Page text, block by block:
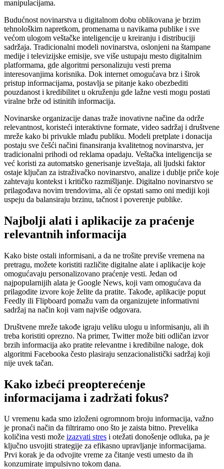
manipulacijama.
Budućnost novinarstva u digitalnom dobu oblikovana je brzim
tehnološkim napretkom, promenama u navikama publike i sve
većom ulogom veštačke inteligencije u kreiranju i distribuciji
sadržaja. Tradicionalni modeli novinarstva, oslonjeni na štampane
medije i televizijske emisije, sve više ustupaju mesto digitalnim
platformama, gde algoritmi personalizuju vesti prema
interesovanjima korisnika. Dok internet omogućava brz i širok
pristup informacijama, postavlja se pitanje kako obezbediti
pouzdanost i kredibilitet u okruženju gde lažne vesti mogu postati
viralne brže od istinitih informacija.
Novinarske organizacije danas traže inovativne načine da održe
relevantnost, koristeći interaktivne formate, video sadržaj i društvene
mreže kako bi privukle mlađu publiku. Modeli pretplate i donacija
postaju sve češći načini finansiranja kvalitetnog novinarstva, jer
tradicionalni prihodi od reklama opadaju. Veštačka inteligencija se
već koristi za automatsko generisanje izveštaja, ali ljudski faktor
ostaje ključan za istraživačko novinarstvo, analize i dublje priče koje
zahtevaju kontekst i kritičko razmišljanje. Digitalno novinarstvo se
prilagođava novim trendovima, ali će opstati samo oni mediji koji
uspeju da balansiraju brzinu, tačnost i poverenje publike.
Najbolji alati i aplikacije za praćenje
relevantnih informacija
Kako biste ostali informisani, a da ne trošite previše vremena na
pretragu, možete koristiti različite digitalne alate i aplikacije koje
omogućavaju personalizovano praćenje vesti. Jedan od
najpopularnijih alata je Google News, koji vam omogućava da
prilagodite izvore koje želite da pratite. Takođe, aplikacije poput
Feedly ili Flipboard pomažu vam da organizujete informativni
sadržaj na način koji vam najviše odgovara.
Društvene mreže takođe igraju veliku ulogu u informisanju, ali ih
treba koristiti oprezno. Na primer, Twitter može biti odličan izvor
brzih informacija ako pratite relevantne i kredibilne naloge, dok
algoritmi Facebooka često plasiraju senzacionalistički sadržaj koji
nije uvek tačan.
Kako izbeći preopterećenje
informacijama i zadržati fokus?
U vremenu kada smo izloženi ogromnom broju informacija, važno
je pronaći način da filtriramo ono što je zaista bitno. Prevelika
količina vesti može izazvati stres i otežati donošenje odluka, pa je
ključno usvojiti strategije za efikasno upravljanje informacijama.
Prvi korak je da odvojite vreme za čitanje vesti umesto da ih
konzumirate impulsivno tokom dana.